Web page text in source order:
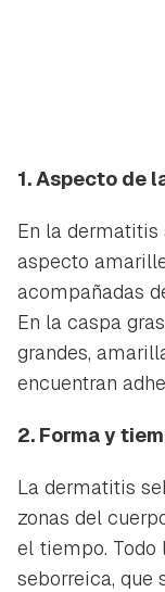
1. Aspecto de
En la
aspecto
acompañadas
En la caspa
grandes,
encuentran
2. Forma y
La dermatitis
zonas del
el tiempo. Todo
seborreica, que